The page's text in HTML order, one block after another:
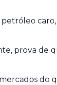
petróleo
prova de
do